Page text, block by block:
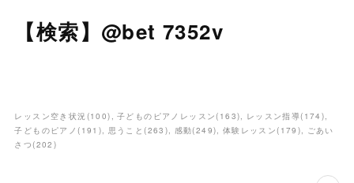
【検索】@bet 7352v
レッスン空き状況 (100) 子どものピアノレッスン( 163) レッスン指導( 174 )
子どものピアノ( 191 ) 思うこと(263 ) 感動(249) 体験レッスン( 179 )
ごあい
さつ(202 )